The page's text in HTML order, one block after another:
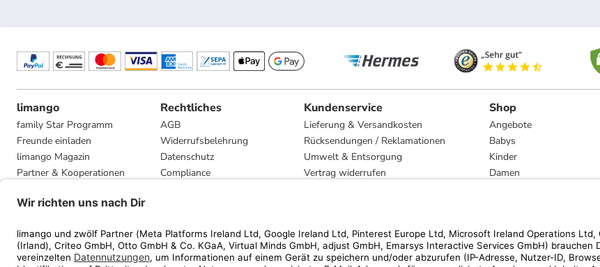
limango
family Star Programm
Freunde einladen
limango Magazin
Partner & Kooperationen
Presse
Rechtliches
AGB
Widerrufsbelehrung
Datenschutz
Compliance
Kundenservice
Lieferung & Versandkosten
Rücksendungen / Reklamationen
Umwelt & Entsorgung
Vertrag widerrufen
Shop
Angebote
Babys
Kinder
Damen
Marken